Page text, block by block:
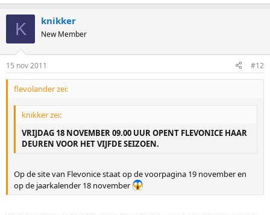
K knikker
New Member
15 nov 2011 #12
flevolander zei:
knikker zei:
VRIJDAG 18 NOVEMBER 09.00 UUR OPENT FLEVONICE HAAR
DEUREN VOOR HET VIJFDE SEIZOEN.
Op de site van Flevonice staat op de voorpagina 19 november en
op de jaarkalender 18 november